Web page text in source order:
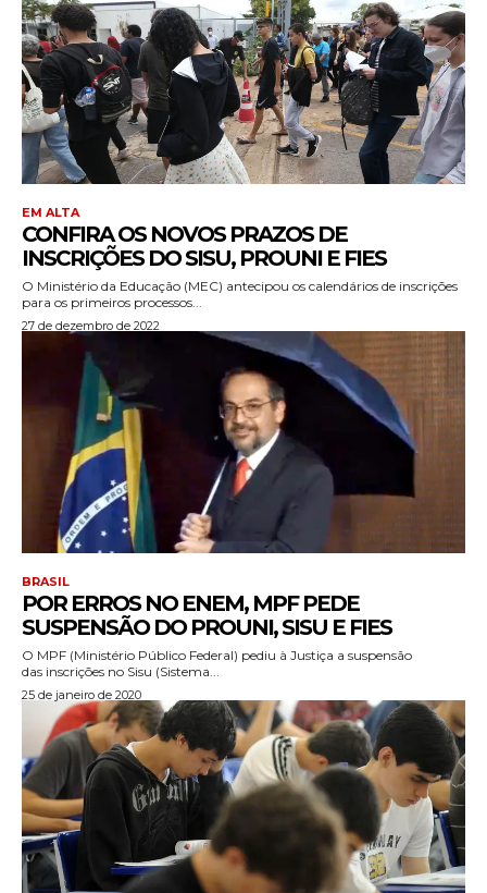
EM ALTA
CONFIRA OS NOVOS PRAZOS DE
INSCRIÇÕES DO SISU, PROUNI E FIES
O Ministério da Educação (MEC) antecipou os calendários de inscrições
para os primeiros processos...
27 de dezembro de 2022
BRASIL
POR ERROS NO ENEM, MPF PEDE
SUSPENSÃO DO PROUNI, SISU E FIES
O MPF (Ministério Público Federal) pediu à Justiça a suspensão
das inscrições no Sisu (Sistema...
25 de janeiro de 2020